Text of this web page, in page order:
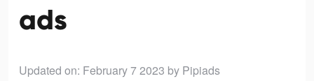
ads
Updated on: February 7 2023 by Pipiads